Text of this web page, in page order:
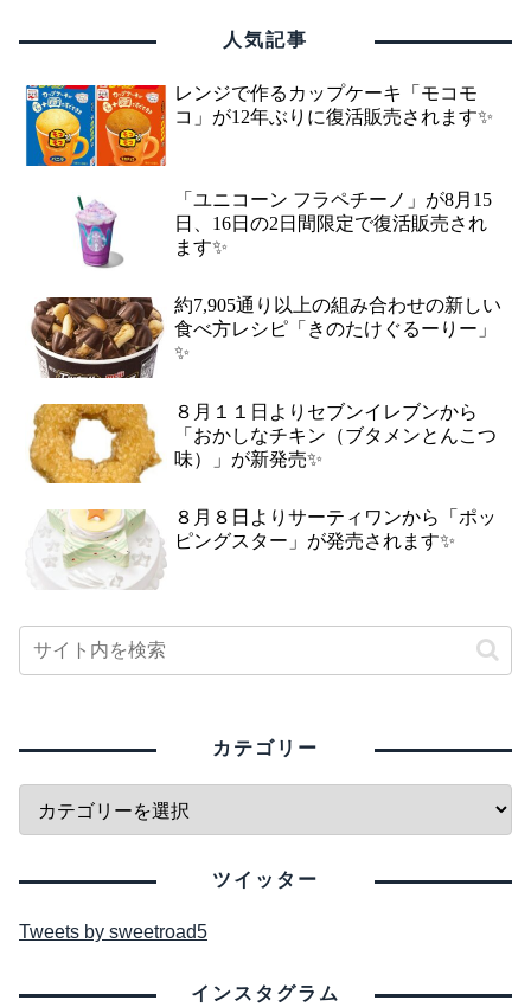
人気記事
レンジで作るカップケーキ「モコモ
コ」が12年ぶりに復活販売されます✨
「ユニコーン フラペチーノ」が8月15
日、16日の2日間限定で復活販売され
ます✨
約7,905通り以上の組み合わせの新しい
食べ方レシピ「きのたけぐるーりー」
✨
８月１１日よりセブンイレブンから
「おかしなチキン（ブタメンとんこつ
味）」が新発売✨
８月８日よりサーティワンから「ポッ
ピングスター」が発売されます✨
カテゴリー
ツイッター
Tweets by sweetroad5
インスタグラム